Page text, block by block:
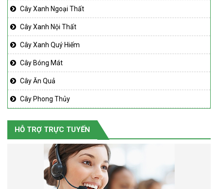
Cây Xanh Ngoại Thất
Cây Xanh Nội Thất
Cây Xanh Quý Hiếm
Cây Bóng Mát
Cây Ăn Quả
Cây Phong Thủy
HỖ TRỢ TRỰC TUYẾN